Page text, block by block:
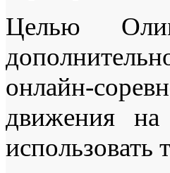
Целью
онлайн-
движения на